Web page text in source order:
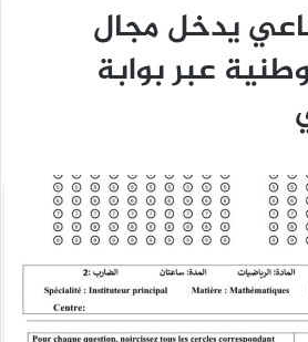
يدخل مجال
عبر بوابة